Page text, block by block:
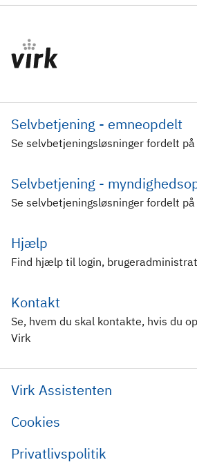
Selvbetjening - emneopdelt
Se selvbetjeningsløsninger fordelt på
Selvbetjening -
Se selvbetjeningsløsninger fordelt
Hjælp
Find hjælp til login,
Kontakt
Se, hvem du skal kontakte, hvis du
Virk
Virk Assistenten
Cookies
Privatlivspolitik